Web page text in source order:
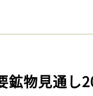
鉱物見通